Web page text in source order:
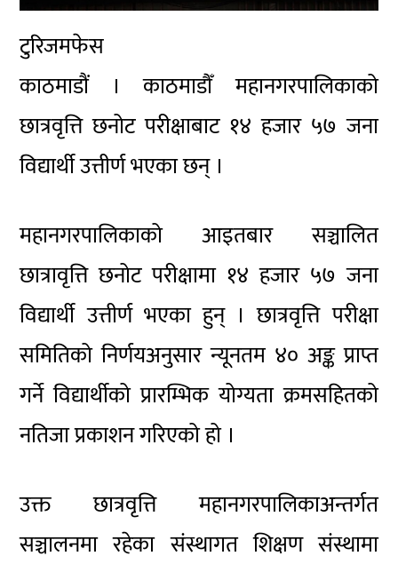
टुरिजमफेस
काठमाडौं । काठमाडौँ महानगरपालिकाको
छात्रवृत्ति छनोट परीक्षाबाट १४ हजार ५७ जना
विद्यार्थी उत्तीर्ण भएका छन् ।
महानगरपालिकाको आइतबार सञ्चालित
छात्रावृत्ति छनोट परीक्षामा १४ हजार ५७ जना
विद्यार्थी उत्तीर्ण भएका हुन् । छात्रवृत्ति परीक्षा
समितिको निर्णयअनुसार न्यूनतम ४० अङ्क प्राप्त
गर्ने विद्यार्थीको प्रारम्भिक योग्यता क्रमसहितको
नतिजा प्रकाशन गरिएको हो ।
उक्त छात्रवृत्ति महानगरपालिकाअन्तर्गत
सञ्चालनमा रहेका संस्थागत शिक्षण संस्थामा